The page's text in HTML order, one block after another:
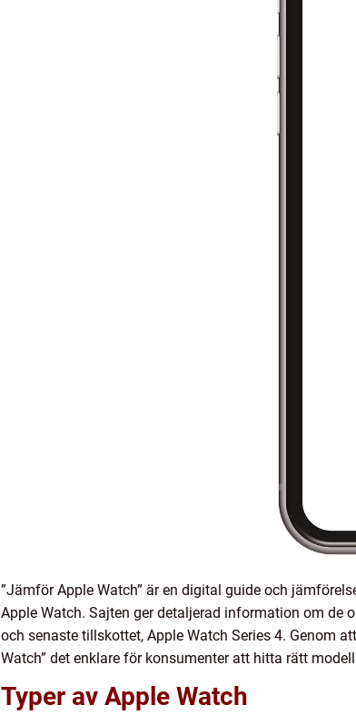
”Jämför Apple Watch” är en digital guide och
Apple Watch. Sajten ger detaljerad information om de
och senaste tillskottet, Apple Watch Series 4. Genom
Watch” det enklare för konsumenter att hitta rätt
Typer av Apple Watch